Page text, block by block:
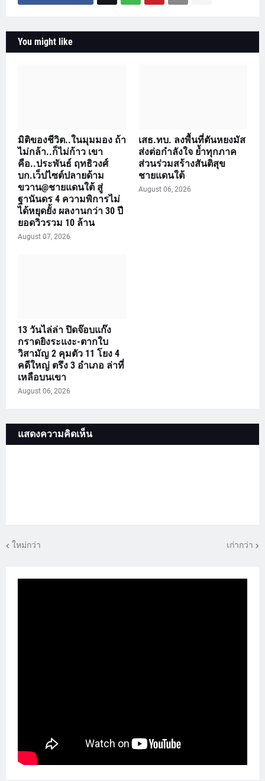
You might like
มิติของชีวิต..ในมุมมอง ถ้า
ไม่กล้า..ก็ไม่ก้าว เขา
คือ..ประพันธ์ ฤทธิวงศ์
บก.เว็ปไซต์ปลายด้าม
ขวาน@ชายแดนใต้ สู่
ฐานันดร 4 ความพิการไม่
ได้หยุดยั้ง ผลงานกว่า 30 ปี
ยอดวิวรวม 10 ล้าน
August 07, 2026
เสธ.ทบ. ลงพื้นที่ตันหยงมัส
ส่งต่อกำลังใจ ย้ำทุกภาค
ส่วนร่วมสร้างสันติสุข
ชายแดนใต้
August 06, 2026
13 วันไล่ล่า ปิดจ๊อบแก๊ง
กราดยิงระแงะ-ตากใบ
วิสามัญ 2 คุมตัว 11 โยง 4
คดีใหญ่ ตรึง 3 อำเภอ ล่าที่
เหลือบนเขา
August 06, 2026
แสดงความคิดเห็น
ใหม่กว่า เก่ากว่า